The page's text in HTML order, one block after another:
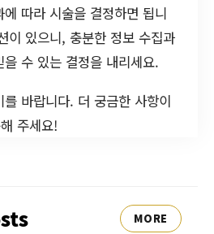
따라 시술을 결정하면 됩니
이 있으니, 충분한 정보 수집과
수 있는 결정을 내리세요.
바랍니다. 더 궁금한 사항이
주세요!
MORE